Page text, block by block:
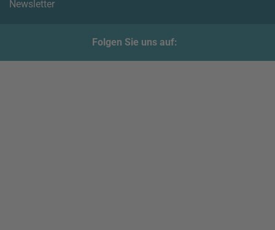
Newsletter
Folgen Sie uns auf: